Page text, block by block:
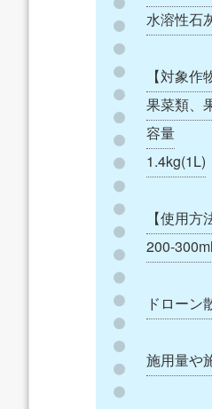
水溶性石
【対象作
果菜類、
容量
1.4kg(1L)
【使用方
200-
ドローン
施用量や